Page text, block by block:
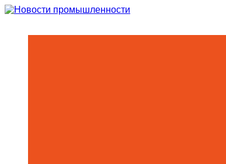
Перейти